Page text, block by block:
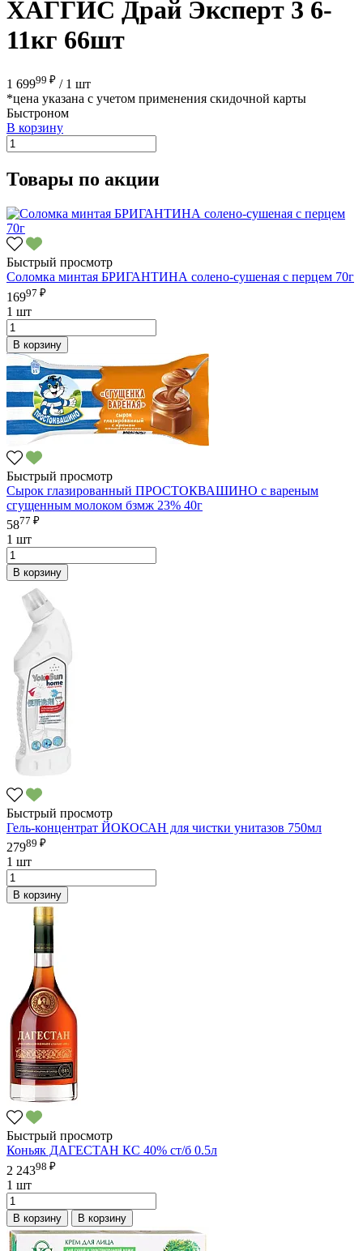
ХАГГИС Драй Эксперт 3 6-
11кг 66шт
1 69999 ₽ / 1 шт
*цена указана с учетом применения скидочной карты
Быстроном
В корзину
Товары по акции
Быстрый просмотр
Соломка минтая БРИГАНТИНА солено-сушеная с перцем 70г
16997 ₽
1 шт
В корзину
Быстрый просмотр
Сырок глазированный ПРОСТОКВАШИНО с вареным
сгущенным молоком бзмж 23% 40г
5877 ₽
1 шт
В корзину
Быстрый просмотр
Гель-концентрат ЙОКОСАН для чистки унитазов 750мл
27989 ₽
1 шт
В корзину
Быстрый просмотр
Коньяк ДАГЕСТАН КС 40% ст/б 0.5л
2 24398 ₽
1 шт
В корзину В корзину